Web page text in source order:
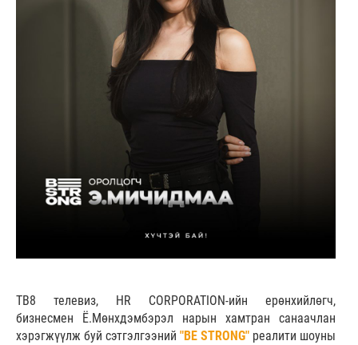
ТВ8 телевиз, HR CORPORATION-ийн ерөнхийлөгч,
бизнесмен Ё.Мөнхдэмбэрэл нарын хамтран санаачлан
хэрэгжүүлж буй сэтгэлгээний "BE STRONG" реалити шоуны